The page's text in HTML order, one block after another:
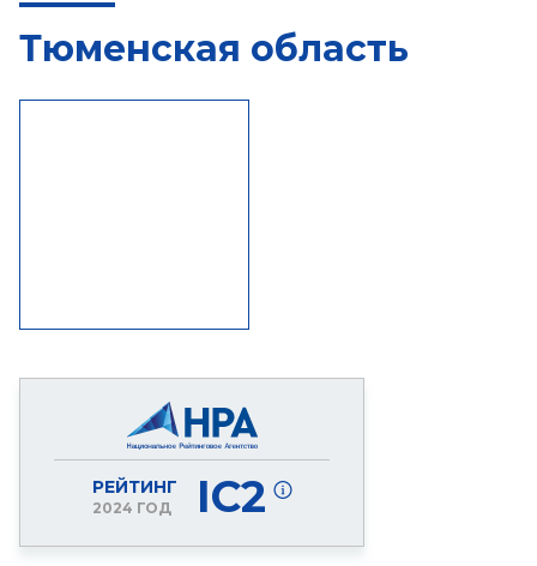
Тюменская область
РЕЙТИНГ
2024 ГОД IC2